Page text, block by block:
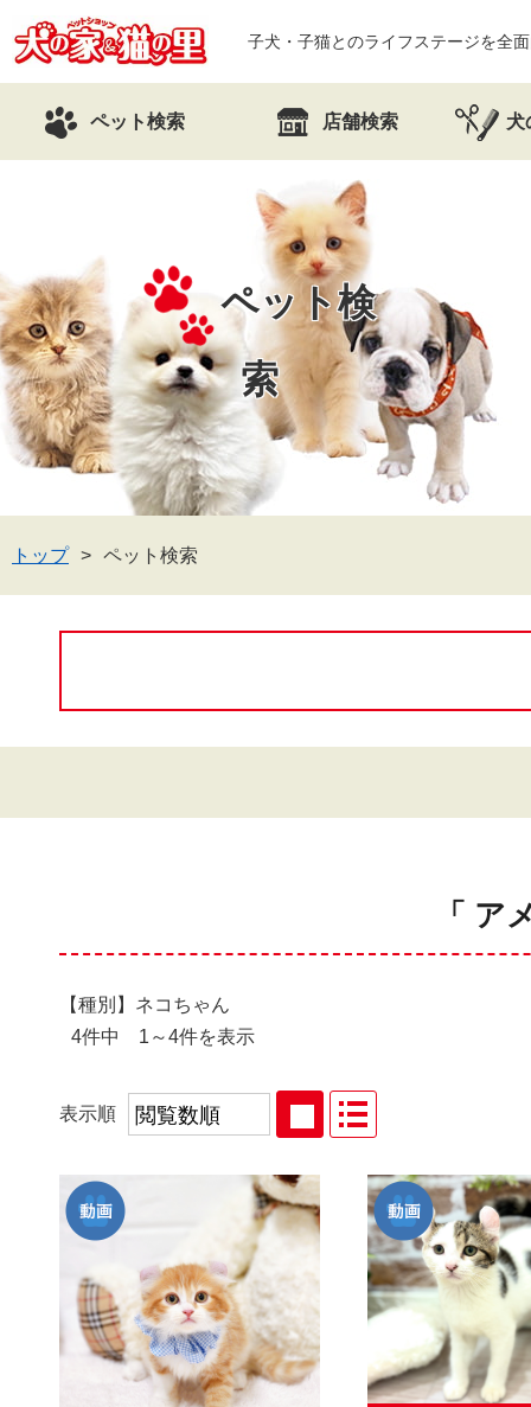
子犬・子猫とのライフステージを全
ペット検索 店舗検索 犬
ペット検
索
トップ ペット検索
「 ア
【種別】ネコちゃん
4件中 1～4件を表示
表示順